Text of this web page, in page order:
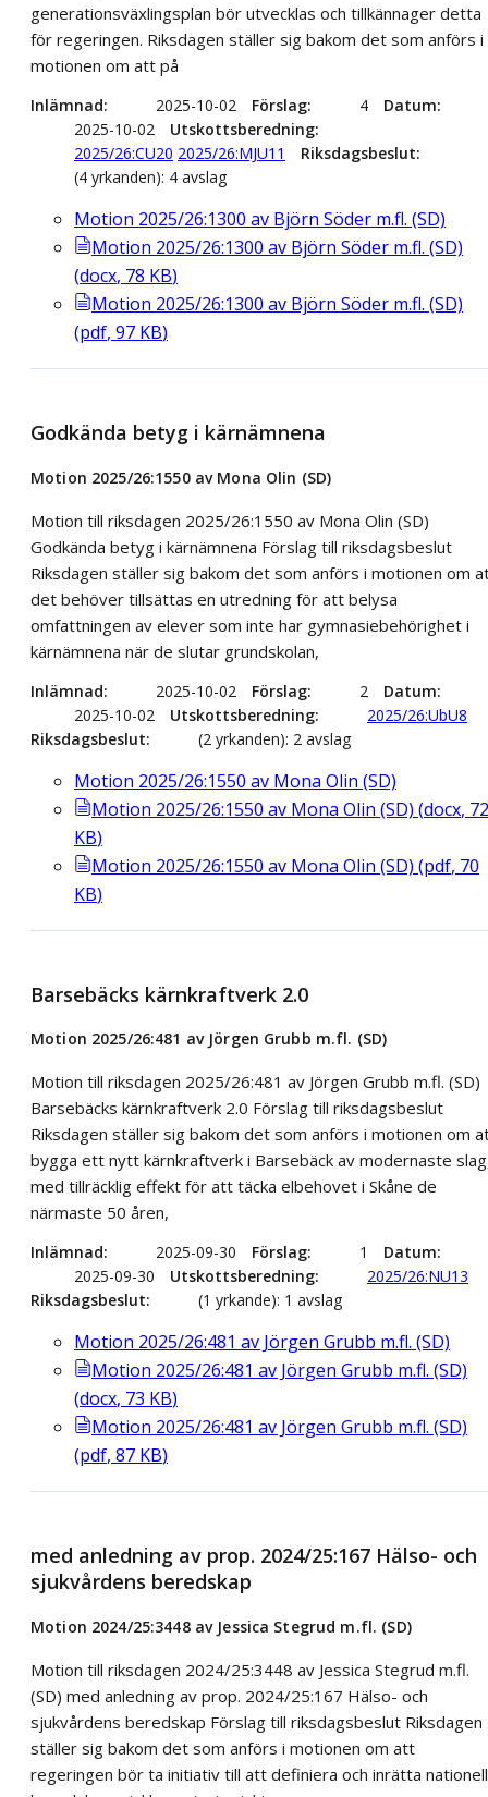
generationsväxlingsplan bör utvecklas och tillkännager detta
för regeringen. Riksdagen ställer sig bakom det som anförs i
motionen om att på
Inlämnad 2025-10-02 Förslag 4
Datum
2025-10-02
Utskottsberedning
2025/26:CU20 2025/26:MJU11
Riksdagsbeslut
(4 yrkanden): 4 avslag
Motion 2025/26:1300 av Björn Söder m.fl. (SD)
Motion 2025/26:1300 av Björn Söder m.fl. (SD)
(docx, 78 KB)
Motion 2025/26:1300 av Björn Söder m.fl. (SD)
(pdf, 97 KB)
Godkända betyg i kärnämnena
Motion 2025/26:1550 av Mona Olin (SD)
Motion till riksdagen 2025/26:1550 av Mona Olin (SD)
Godkända betyg i kärnämnena Förslag till riksdagsbeslut
Riksdagen ställer sig bakom det som anförs i motionen om
det behöver tillsättas en utredning för att belysa
omfattningen av elever som inte har gymnasiebehörighet i
kärnämnena när de slutar grundskolan,
Inlämnad 2025-10-02 Förslag 2
Datum
2025-10-02
Utskottsberedning
2025/26:UbU8
Riksdagsbeslut
(2 yrkanden): 2 avslag
Motion 2025/26:1550 av Mona Olin (SD)
Motion 2025/26:1550 av Mona Olin (SD) (docx, 72
KB)
Motion 2025/26:1550 av Mona Olin (SD) (pdf, 70
KB)
Barsebäcks kärnkraftverk 2.0
Motion 2025/26:481 av Jörgen Grubb m.fl. (SD)
Motion till riksdagen 2025/26:481 av Jörgen Grubb m.fl. (SD)
Barsebäcks kärnkraftverk 2.0 Förslag till riksdagsbeslut
Riksdagen ställer sig bakom det som anförs i motionen om
bygga ett nytt kärnkraftverk i Barsebäck av modernaste
med tillräcklig effekt för att täcka elbehovet i Skåne de
närmaste 50 åren,
Inlämnad 2025-09-30 Förslag 1
Datum
2025-09-30
Utskottsberedning
2025/26:NU13
Riksdagsbeslut
(1 yrkande): 1 avslag
Motion 2025/26:481 av Jörgen Grubb m.fl. (SD)
Motion 2025/26:481 av Jörgen Grubb m.fl. (SD)
(docx, 73 KB)
Motion 2025/26:481 av Jörgen Grubb m.fl. (SD)
(pdf, 87 KB)
med anledning av prop. 2024/25:167 Hälso- och
sjukvårdens beredskap
Motion 2024/25:3448 av Jessica Stegrud m.fl. (SD)
Motion till riksdagen 2024/25:3448 av Jessica Stegrud m.fl.
(SD) med anledning av prop. 2024/25:167 Hälso- och
sjukvårdens beredskap Förslag till riksdagsbeslut Riksdagen
ställer sig bakom det som anförs i motionen om att
regeringen bör ta initiativ till att definiera och inrätta